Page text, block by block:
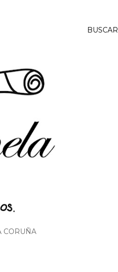
BUSCAR
CORUÑA